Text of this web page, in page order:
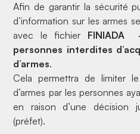
Afin de garantir la sécurité
d’information sur les armes
avec le fichier FINIADA
personnes interdites
d’armes.
Cela permettra de limiter
d’armes par les personnes
en raison d’une décision
(préfet).